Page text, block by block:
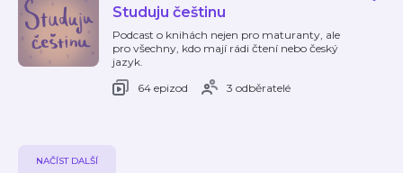
Studuju češtinu
Podcast o knihách nejen pro maturanty, ale
pro všechny, kdo mají rádi čtení nebo český
jazyk.
64 epizod
3 odběratelé
NAČÍST DALŠÍ